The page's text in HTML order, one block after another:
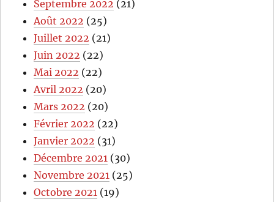
Septembre 2022 (21)
Août 2022 (25)
Juillet 2022 (21)
Juin 2022 (22)
Mai 2022 (22)
Avril 2022 (20)
Mars 2022 (20)
Février 2022 (22)
Janvier 2022 (31)
Décembre 2021 (30)
Novembre 2021 (25)
Octobre 2021 (19)